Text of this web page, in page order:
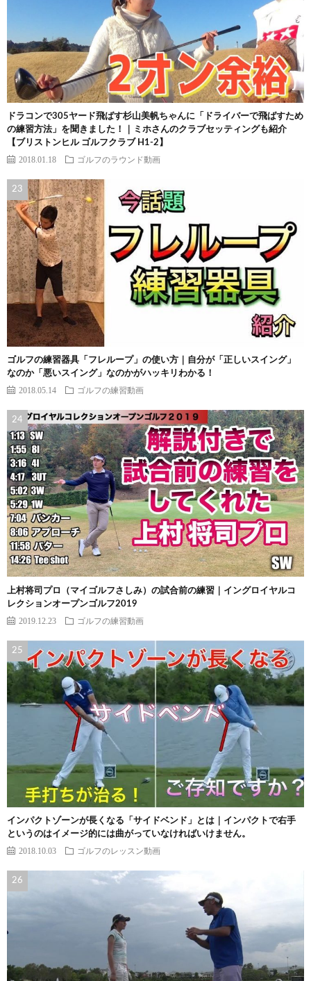
ドラコンで305ヤード飛ばす杉山美帆ちゃんに「ドライバーで飛ばすため
の練習方法」を聞きました！｜ミホさんのクラブセッティングも紹介
【ブリストンヒル ゴルフクラブ H1-2】
2018.01.18 ゴルフのラウンド動画
ゴルフの練習器具「フレループ」の使い方｜自分が「正しいスイング」
なのか「悪いスイング」なのかがハッキリわかる！
2018.05.14 ゴルフの練習動画
上村将司プロ（マイゴルフさしみ）の試合前の練習｜イングロイヤルコ
レクションオープンゴルフ2019
2019.12.23 ゴルフの練習動画
インパクトゾーンが長くなる「サイドベンド」とは｜インパクトで右手
というのはイメージ的には曲がっていなければいけません。
2018.10.03 ゴルフのレッスン動画